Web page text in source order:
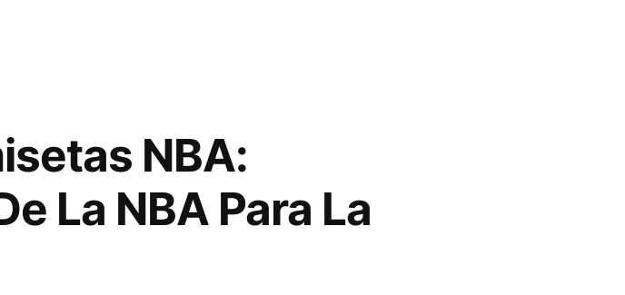
NBA:
La NBA Para La